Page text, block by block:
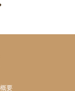
要